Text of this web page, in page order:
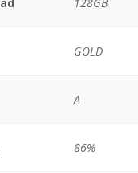
128GB
GOLD
A
86%